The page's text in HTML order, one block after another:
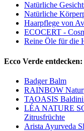
Natürliche
Natürliche
Haarpflege von
ECOCERT -
Reine Öle für die
Ecco Verde entdecken:
Badger Balm
RAINBOW
TAOASIS
LÉA NATURE
Zitrusfrüchte
Arista Ayurveda